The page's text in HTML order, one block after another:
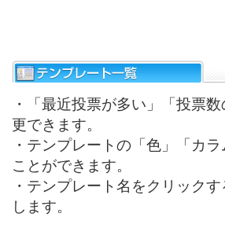
・「最近投票が多い」「投票
更できます。
・テンプレートの「色」「カ
ことができます。
・テンプレート名をクリック
します。